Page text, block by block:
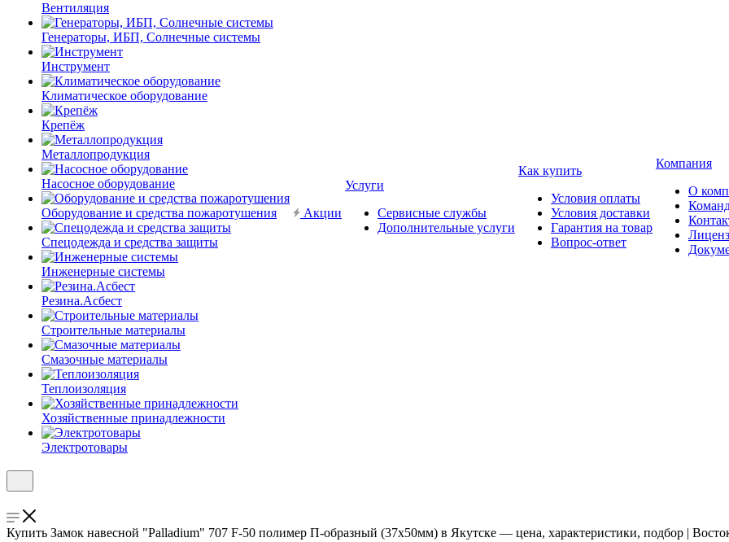
Вентиляция
Генераторы, ИБП, Солнечные системы
Инструмент
Климатическое оборудование
Крепёж
Металлопродукция
Насосное оборудование
Оборудование и средства пожаротушения
Спецодежда и средства защиты
Инженерные системы
Резина.Асбест
Строительные материалы
Смазочные материалы
Теплоизоляция
Хозяйственные принадлежности
Электротовары
Акции
Услуги
Сервисные службы
Дополнительные услуги
Как купить
Условия оплаты
Условия доставки
Гарантия на товар
Вопрос-ответ
Компания
О
Купить Замок навесной "Palladium" 707 F-50 полимер П-образный (37x50мм) в Якутске — цена, характеристики, подбор |